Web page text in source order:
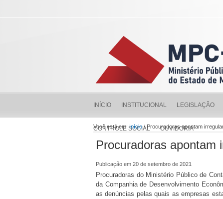
INÍCIO INSTITUCIONAL LEGISLAÇÃO
CONTROLE SOCIAL OUVIDORIA
Você está em:Início/ Procuradoras apontam
Procuradoras apontam
Publicação em 20 de setembro de 2021
Procuradoras do Ministério Público de
da Companhia de Desenvolvimento
as denúncias pelas quais as empresas